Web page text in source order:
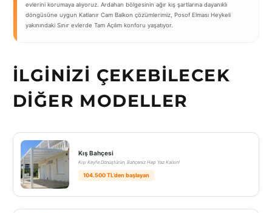
evlerini korumaya alıyoruz. Ardahan bölgesinin ağır kış şartlarına dayanıklı
döngüsüne uygun Katlanır Cam Balkon çözümlerimiz, Posof Elması Heykeli
yakınındaki Sınır evlerde Tam Açılım konforu yaşatıyor.
İLGINIZI ÇEKEBILECEK
DIĞER MODELLER
Kış Bahçesi
Kışı Keyfe Dönüştürün, Bahçeniz Hep Yaz Kalsın!
104.500 TL’den başlayan